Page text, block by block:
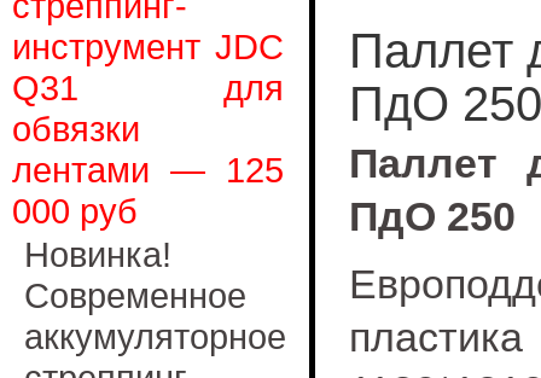
инструмент JDC
Q31 для
обвязки
лентами — 125
000 руб
Новинка!
Современное
аккумуляторное
Паллет
ПдО 250
Паллет
ПдО 250